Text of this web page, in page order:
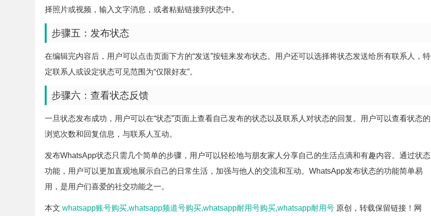
择照片或视频，输入文字消息，或者粘贴链接到状态中。
步骤五：发布状态
在编辑完内容后，用户可以点击页面下方的“发送”按钮来发布状态。用户还可以选择将状态发送给所有联系人，特
定联系人或设定状态可见范围为“仅限好友”。
步骤六：查看状态反馈
一旦状态发布成功，用户可以在“状态”页面上查看自己发布的状态以及联系人对状态的回复。用户可以查看状态的
浏览次数和回复信息，与联系人互动。
发布WhatsApp状态只需几个简单的步骤，用户可以轻松地与朋友家人分享自己的生活点滴和有趣内容。通过状态
功能，用户可以更加直观地展示自己的日常生活，加强与他人的交流和互动。WhatsApp发布状态的功能简单易
用，是用户们喜爱的社交功能之一。
本文 whatsapp账号购买,whatsapp频道号购买,whatsapp耐用号购买,whatsapp耐用号 原创，转载保留链接！网